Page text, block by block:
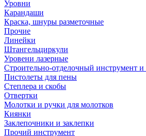
Уровни
Карандаши
Краска, шнуры разметочные
Прочие
Линейки
Штангельциркули
Уровени лазерные
Строительно-отделочный инструмент и
Пистолеты для пены
Степлера и скобы
Отвертки
Молотки и ручки для молотков
Киянки
Заклепочники и заклепки
Прочий инструмент